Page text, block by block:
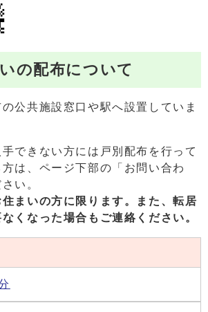
の配布について
公共施設窓口や駅へ設置していま
できない方には戸別配布を行って
は、ページ下部の「お問い合わ
い。
まいの方に限ります。また、転居
くなった場合もご連絡ください。